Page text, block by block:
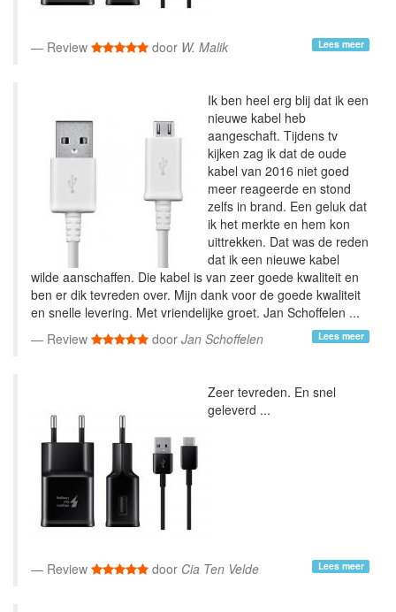
Review door W. Malik Lees meer
Ik ben heel erg blij dat ik een
nieuwe kabel heb
aangeschaft. Tijdens tv
kijken zag ik dat de oude
kabel van 2016 niet goed
meer reageerde en stond
zelfs in brand. Een geluk dat
ik het merkte en hem kon
uittrekken. Dat was de reden
dat ik een nieuwe kabel
wilde aanschaffen. Die kabel is van zeer goede kwaliteit en
ben er dik tevreden over. Mijn dank voor de goede kwaliteit
en snelle levering. Met vriendelijke groet. Jan Schoffelen ...
Review
door Jan Schoffelen Lees meer
Zeer tevreden. En snel
geleverd ...
Review door Cia Ten Velde Lees meer